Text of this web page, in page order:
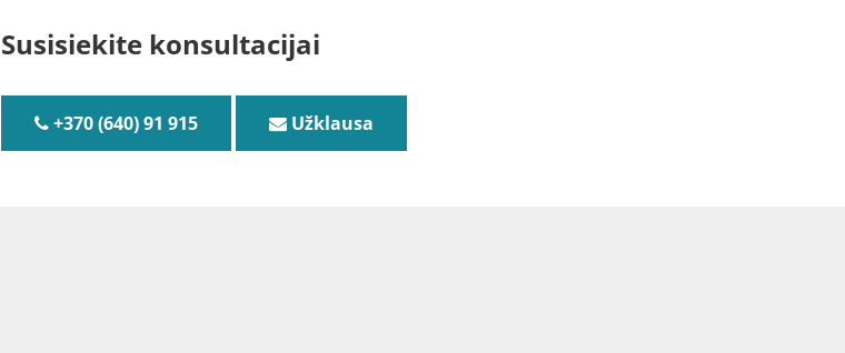
Susisiekite konsultacijai
+370 (640) 91 915 Užklausa